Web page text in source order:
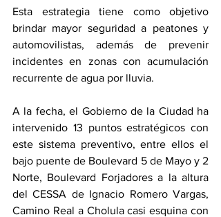
Esta estrategia tiene como objetivo
brindar mayor seguridad a peatones y
automovilistas, además de prevenir
incidentes en zonas con acumulación
recurrente de agua por lluvia.
A la fecha, el Gobierno de la Ciudad ha
intervenido 13 puntos estratégicos con
este sistema preventivo, entre ellos el
bajo puente de Boulevard 5 de Mayo y 2
Norte, Boulevard Forjadores a la altura
del CESSA de Ignacio Romero Vargas,
Camino Real a Cholula casi esquina con